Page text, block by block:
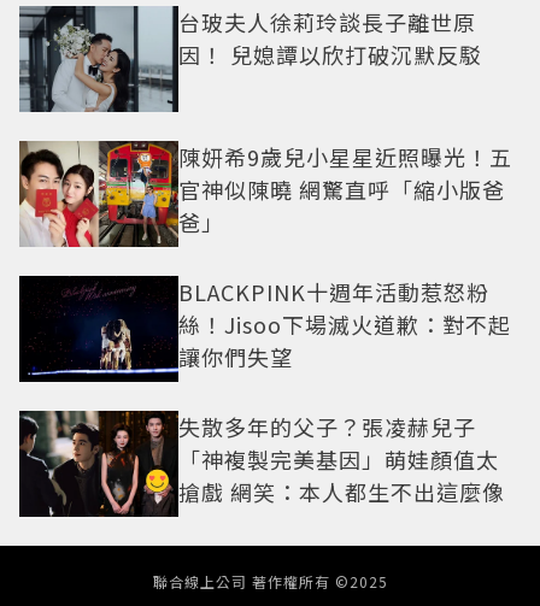
台玻夫人徐莉玲談長子離世原
因！ 兒媳譚以欣打破沉默反駁
陳妍希9歲兒小星星近照曝光！五
官神似陳曉 網驚直呼「縮小版爸
爸」
BLACKPINK十週年活動惹怒粉
絲！Jisoo下場滅火道歉：對不起
讓你們失望
失散多年的父子？張凌赫兒子
「神複製完美基因」萌娃顏值太
搶戲 網笑：本人都生不出這麼像
聯合線上公司 著作權所有 ©2025